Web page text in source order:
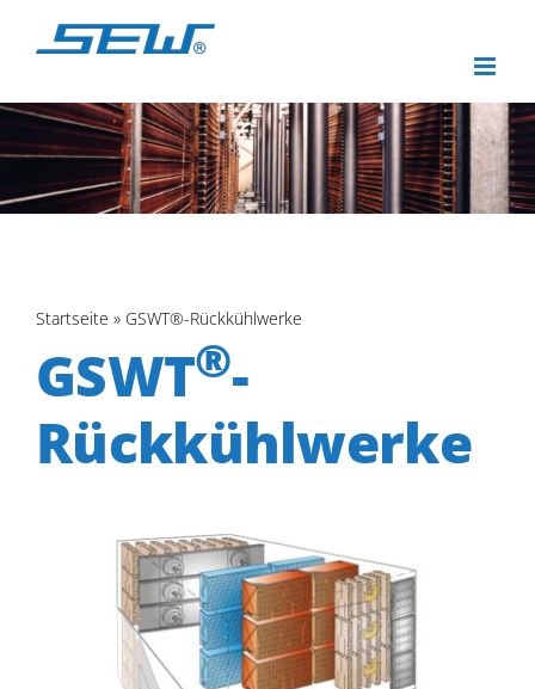
Inhalt
Startseite » GSWT®-Rückkühlwerke
GSWT®-
Rückkühlwerke